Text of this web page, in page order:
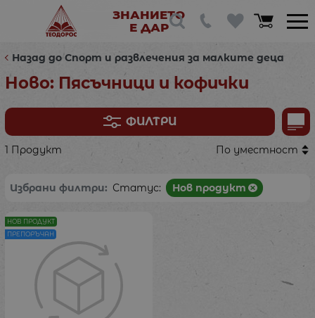
ЗНАНИЕТО
Е ДАР
Назад до Спорт и развлечения за малките деца
Ново: Пясъчници и кофички
ФИЛТРИ
1 Продукт По уместност
Избрани филтри: Статус: Нов продукт
НОВ ПРОДУКТ
ПРЕПОРЪЧАН